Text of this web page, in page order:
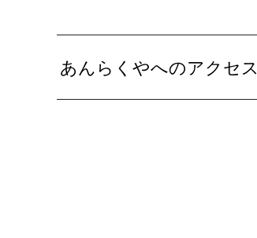
あんらくやへのアクセス